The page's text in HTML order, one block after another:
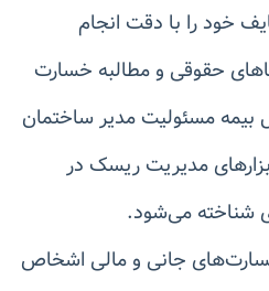
خود را با دقت انجام
حقوقی و مطالبه خسارت
بیمه مسئولیت مدیر ساختمان
مدیریت ریسک در
شناخته می‌شود.
جانی و مالی اشخاص